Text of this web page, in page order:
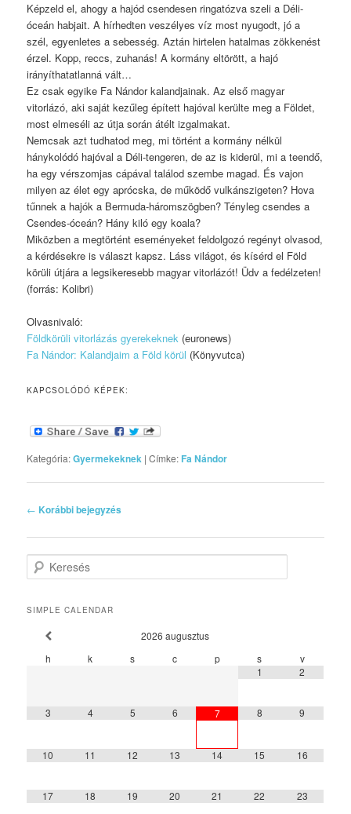
Képzeld el, ahogy a hajód csendesen ringatózva szeli a Déli-
óceán habjait. A hírhedten veszélyes víz most nyugodt, jó a
szél, egyenletes a sebesség. Aztán hirtelen hatalmas zökkenést
érzel. Kopp, reccs, zuhanás! A kormány eltörött, a hajó
irányíthatatlanná vált…
Ez csak egyike Fa Nándor kalandjainak. Az első magyar
vitorlázó, aki saját kezűleg épített hajóval kerülte meg a Földet,
most elmeséli az útja során átélt izgalmakat.
Nemcsak azt tudhatod meg, mi történt a kormány nélkül
hánykolódó hajóval a Déli-tengeren, de az is kiderül, mi a teendő,
ha egy vérszomjas cápával találod szembe magad. És vajon
milyen az élet egy aprócska, de működő vulkánszigeten? Hova
tűnnek a hajók a Bermuda-háromszögben? Tényleg csendes a
Csendes-óceán? Hány kiló egy koala?
Miközben a megtörtént eseményeket feldolgozó regényt olvasod,
a kérdésekre is választ kapsz. Láss világot, és kísérd el Föld
körüli útjára a legsikeresebb magyar vitorlázót! Üdv a fedélzeten!
(forrás: Kolibri)
Olvasnivaló:
Földkörüli vitorlázás gyerekeknek (euronews)
Fa Nándor: Kalandjaim a Föld körül (Könyvutca)
KAPCSOLÓDÓ KÉPEK:
Kategória:Gyermekeknek |Címke: Fa Nándor
Bejegyzés navigáció
← Korábbi bejegyzés
Keresés
SIMPLE CALENDAR
2026 augusztus
h
k s c p s
v
1
2
3 4 5 6 7 8 9
10 11 12 13 14 15 16
17 18 19 20 21 22 23